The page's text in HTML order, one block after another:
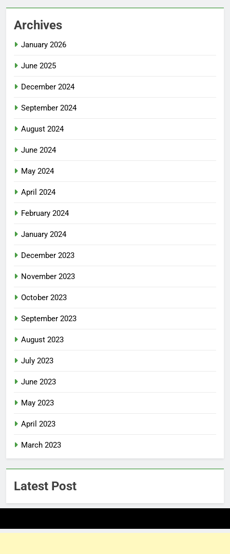
Archives
January 2026
June 2025
December 2024
September 2024
August 2024
June 2024
May 2024
April 2024
February 2024
January 2024
December 2023
November 2023
October 2023
September 2023
August 2023
July 2023
June 2023
May 2023
April 2023
March 2023
Latest Post